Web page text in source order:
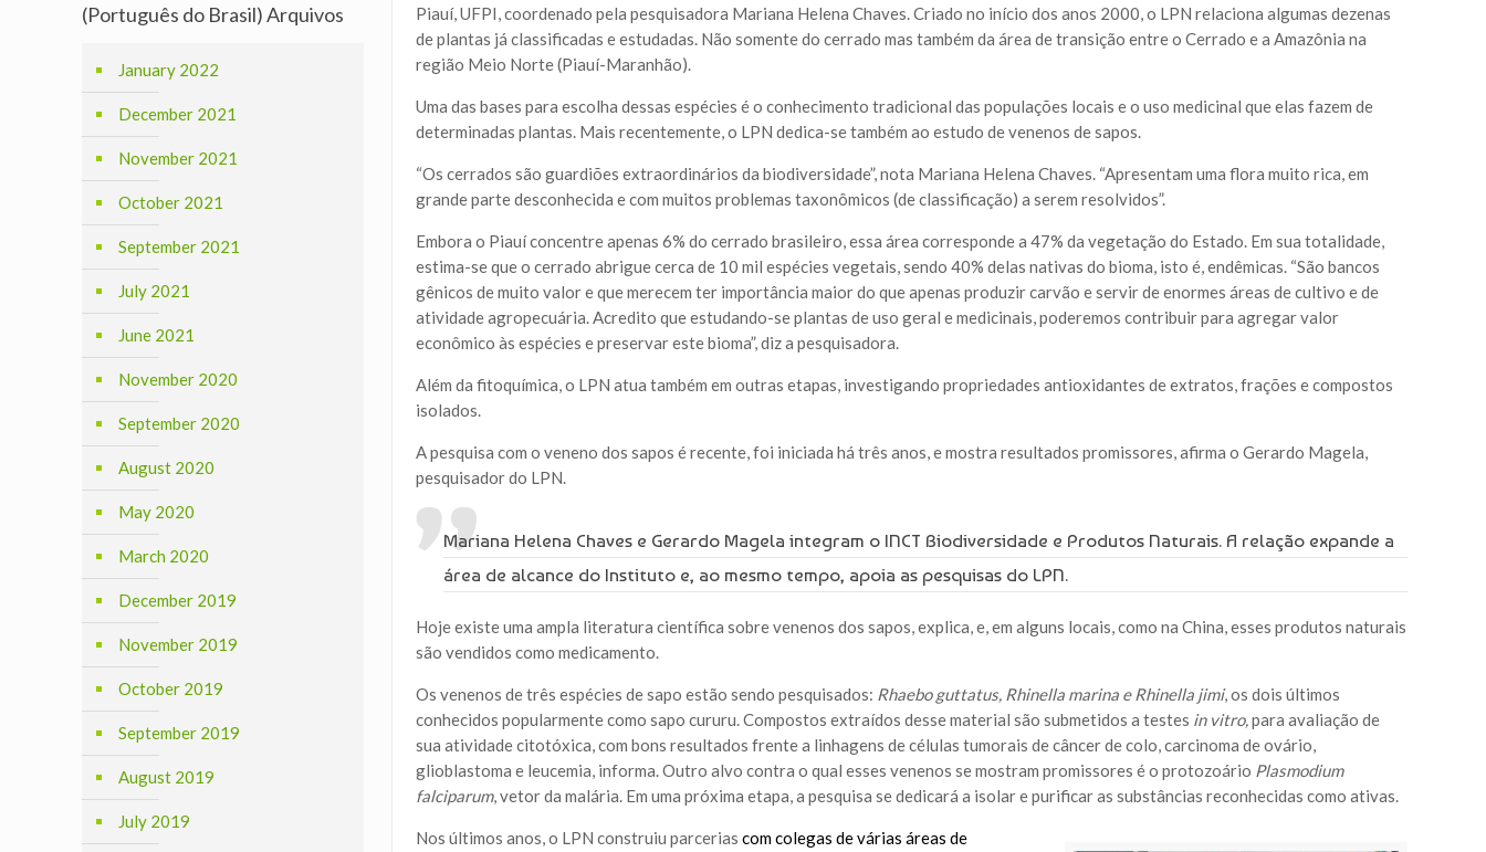
Piauí, UFPI, coordenado pela pesquisadora Mariana Helena Chaves. Criado no início dos anos 2000, o LPN relaciona algumas dezenas
de plantas já classificadas e estudadas. Não somente do cerrado mas também da área de transição entre o Cerrado e a Amazônia na
região Meio Norte (Piauí-Maranhão).
Uma das bases para escolha dessas espécies é o conhecimento tradicional das populações locais e o uso medicinal que elas fazem de
determinadas plantas. Mais recentemente, o LPN dedica-se também ao estudo de venenos de sapos.
“Os cerrados são guardiões extraordinários da biodiversidade”, nota Mariana Helena Chaves. “Apresentam uma flora muito rica, em
grande parte desconhecida e com muitos problemas taxonômicos (de classificação) a serem resolvidos”.
Embora o Piauí concentre apenas 6% do cerrado brasileiro, essa área corresponde a 47% da vegetação do Estado. Em sua totalidade,
estima-se que o cerrado abrigue cerca de 10 mil espécies vegetais, sendo 40% delas nativas do bioma, isto é, endêmicas. “São bancos
gênicos de muito valor e que merecem ter importância maior do que apenas produzir carvão e servir de enormes áreas de cultivo e de
atividade agropecuária. Acredito que estudando-se plantas de uso geral e medicinais, poderemos contribuir para agregar valor
econômico às espécies e preservar este bioma”, diz a pesquisadora.
Além da fitoquímica, o LPN atua também em outras etapas, investigando propriedades antioxidantes de extratos, frações e compostos
isolados.
A pesquisa com o veneno dos sapos é recente, foi iniciada há três anos, e mostra resultados promissores, afirma o Gerardo Magela,
pesquisador do LPN.
Mariana Helena Chaves e Gerardo Magela integram o INCT Biodiversidade e Produtos Naturais. A relação expande a
área de alcance do Instituto e, ao mesmo tempo, apoia as pesquisas do LPN.
Hoje existe uma ampla literatura científica sobre venenos dos sapos, explica, e, em alguns locais, como na China, esses produtos naturais
são vendidos como medicamento.
Os venenos de três espécies de sapo estão sendo pesquisados: Rhaebo guttatus, Rhinella marina e Rhinella jimi, os dois últimos
conhecidos popularmente como sapo cururu. Compostos extraídos desse material são submetidos a testes in vitro,para avaliação de
sua atividade citotóxica, com bons resultados frente a linhagens de células tumorais de câncer de colo, carcinoma de ovário,
glioblastoma e leucemia, informa. Outro alvo contra o qual esses venenos se mostram promissores é o protozoário Plasmodium
falciparum, vetor da malária. Em uma próxima etapa, a pesquisa se dedicará a isolar e purificar as substâncias reconhecidas como ativas.
Nos últimos anos, o LPN construiu parceriascom colegas de várias áreas de
(Português do Brasil) Arquivos
January 2022
December 2021
November 2021
October 2021
September 2021
July 2021
June 2021
November 2020
September 2020
August 2020
May 2020
March 2020
December 2019
November 2019
October 2019
September 2019
August 2019
July 2019